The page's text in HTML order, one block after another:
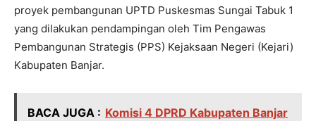
proyek pembangunan UPTD Puskesmas Sungai Tabuk 1
yang dilakukan pendampingan oleh Tim Pengawas
Pembangunan Strategis (PPS) Kejaksaan Negeri (Kejari)
Kabupaten Banjar.
BACA JUGA : Komisi 4 DPRD Kabupaten Banjar